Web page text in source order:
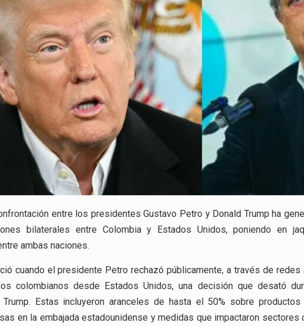
entre los presidentes Gustavo Petro y Donald Trump ha
bilaterales entre Colombia y Estados Unidos, poniendo en
ambas naciones.
cuando el presidente Petro rechazó públicamente, a través de
colombianos desde Estados Unidos, una decisión que desató
Trump. Estas incluyeron aranceles de hasta el 50% sobre
en la embajada estadounidense y medidas que impactaron sectores